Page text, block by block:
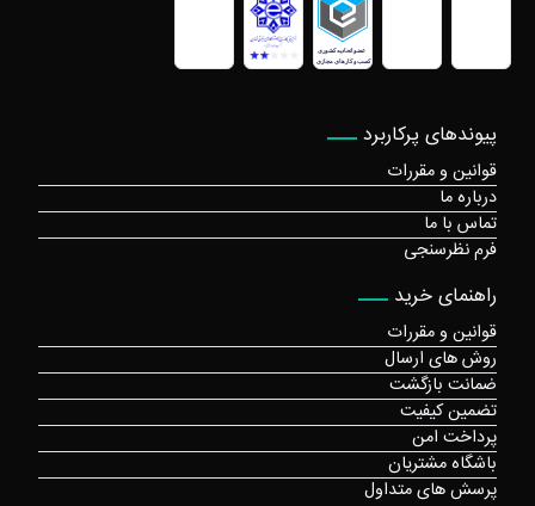
پیوندهای پرکاربرد
قوانین و مقررات
درباره ما
تماس با ما
فرم نظرسنجی
راهنمای خرید
قوانین و مقررات
روش های ارسال
ضمانت بازگشت
تضمین کیفیت
پرداخت امن
باشگاه مشتریان
پرسش های متداول